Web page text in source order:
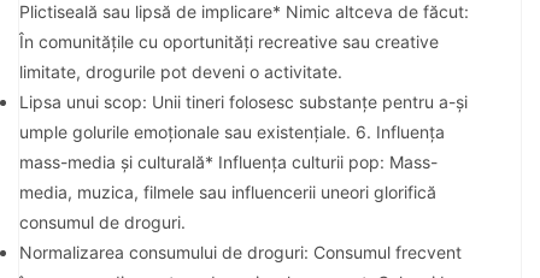
Plictiseală sau lipsă de implicare* Nimic altceva de făcut:
În comunitățile cu oportunități recreative sau creative
limitate, drogurile pot deveni o activitate.
Lipsa unui scop: Unii tineri folosesc substanțe pentru a-și
umple golurile emoționale sau existențiale. 6. Influența
mass-media și culturală* Influența culturii pop: Mass-
media, muzica, filmele sau influencerii uneori glorifică
consumul de droguri.
Normalizarea consumului de droguri: Consumul frecvent